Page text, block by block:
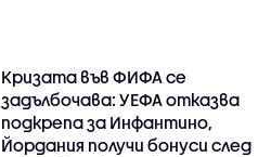
Кризата във ФИФА се
задълбочава: УЕФА отказва
подкрепа за Инфантино,
Йордания получи бонуси след